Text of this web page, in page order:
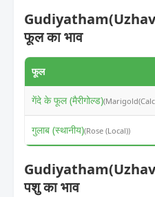
फूल का भाव
फूल
गेंदे के फूल (मैरीगोल्ड)
गुलाब (स्थानीय)(Rose (Local))
पशु का भाव